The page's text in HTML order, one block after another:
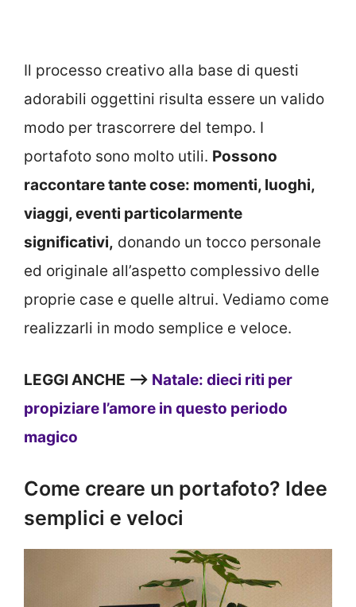
Il processo creativo alla base di questi
adorabili oggettini risulta essere un valido
modo per trascorrere del tempo. I
portafoto sono molto utili. Possono
raccontare tante cose: momenti, luoghi,
viaggi, eventi particolarmente
significativi, donando un tocco personale
ed originale all’aspetto complessivo delle
proprie case e quelle altrui. Vediamo come
realizzarli in modo semplice e veloce.
LEGGI ANCHE —> Natale: dieci riti per
propiziare l’amore in questo periodo
magico
Come creare un portafoto? Idee
semplici e veloci